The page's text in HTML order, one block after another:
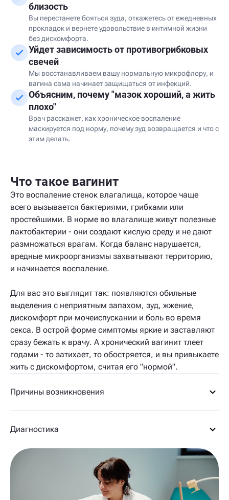
близость
Вы перестанете бояться зуда, откажетесь от ежедневных
прокладок и вернете удовольствие в интимной жизни
без дискомфорта.
Уйдет зависимость от противогрибковых
свечей
Мы восстанавливаем вашу нормальную микрофлору, и
вагина сама начинает защищаться от инфекций.
Объясним, почему "мазок хороший, а жить
плохо"
Врач расскажет, как хроническое воспаление
маскируется под норму, почему зуд возвращается и что с
этим делать.
Что такое вагинит
Это воспаление стенок влагалища, которое чаще
всего вызывается бактериями, грибками или
простейшими. В норме во влагалище живут полезные
лактобактерии - они создают кислую среду и не дают
размножаться врагам. Когда баланс нарушается,
вредные микроорганизмы захватывают территорию,
и начинается воспаление.
Для вас это выглядит так: появляются обильные
выделения с неприятным запахом, зуд, жжение,
дискомфорт при мочеиспускании и боль во время
секса. В острой форме симптомы яркие и заставляют
сразу бежать к врачу. А хронический вагинит тлеет
годами - то затихает, то обостряется, и вы привыкаете
жить с дискомфортом, считая его "нормой".
Причины возникновения
Диагностика